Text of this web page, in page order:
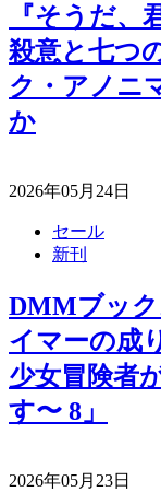
『そうだ
殺意と七つ
ク・アノニ
か
2026年05月24日
セール
新刊
DMMブック
イマーの成
少女冒険者
す〜 8」
2026年05月23日